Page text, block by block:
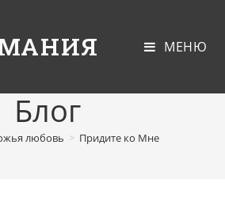
МЕНЮ
Блог
любовь > Придите ко Мне